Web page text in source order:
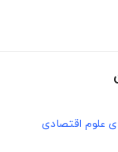
علوم اقتصادی